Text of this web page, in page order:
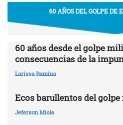
60 AÑOS DEL GOLPE DE
60 años desde el golpe
consecuencias de la
Larissa Ramina
Ecos barullentos del
Jeferson Miola